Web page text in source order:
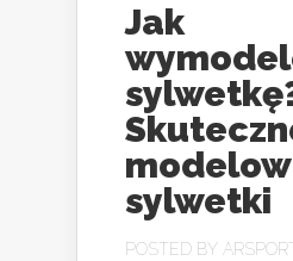
Jak
sylwetki
POSTED BY